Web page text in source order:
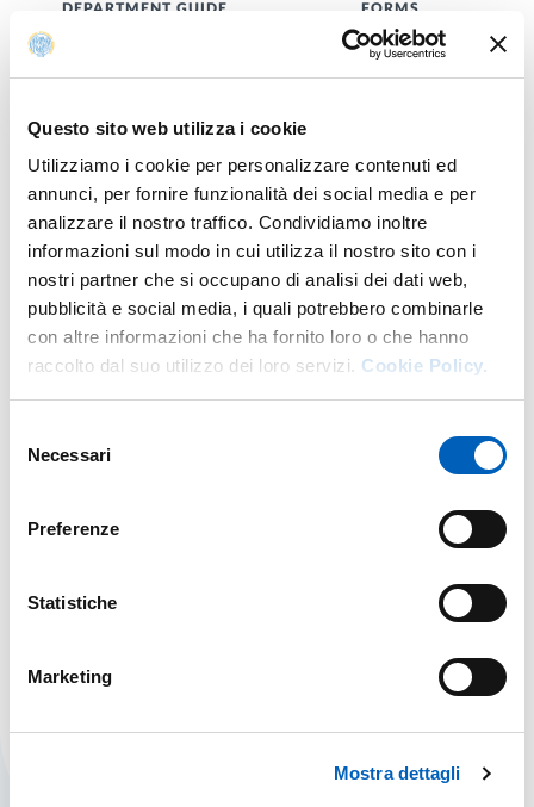
Questo sito web utilizza i cookie
Utilizziamo i cookie per personalizzare contenuti ed
annunci, per fornire funzionalità dei social media e per
analizzare il nostro traffico. Condividiamo inoltre
informazioni sul modo in cui utilizza il nostro sito con i
nostri partner che si occupano di analisi dei dati web,
pubblicità e social media, i quali potrebbero combinarle
con altre informazioni che ha fornito loro o che hanno
raccolto dal suo utilizzo dei loro servizi. Cookie Policy.
delNecessari
Preferenze
Statistiche
Marketing
Mostra dettagli
DEPARTMENT GUIDE FORMS
GUIDANCE PEOPLE
Servizi in evidenza